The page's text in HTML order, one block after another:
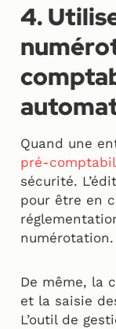
4.
Quand une
pré-
sécurité.
pour être en
numérotation.
De même, la
et la saisie
L’outil de